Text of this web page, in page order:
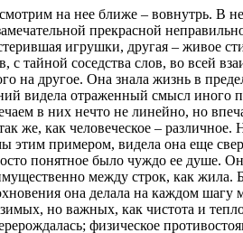
на нее ближе – вовнутрь. В
прекрасной
игрушки, другая – живое
с тайной соседства слов, во всей
на другое. Она знала жизнь в
видела отраженный смысл иного
в них нечто не линейно, но
же, как человеческое –
этим примером, видела она еще
понятное было чуждо ее душе.
между строк, как жила.
она делала на каждом
но важных, как чистота и
физическое